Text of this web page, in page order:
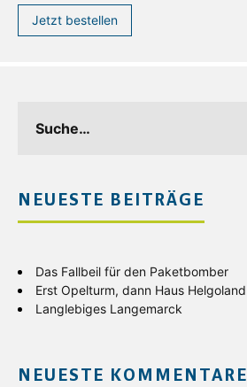
Jetzt bestellen
NEUESTE BEITRÄGE
Das Fallbeil für den Paketbomber
Erst Opelturm, dann Haus Helgoland
Langlebiges Langemarck
NEUESTE KOMMENTARE